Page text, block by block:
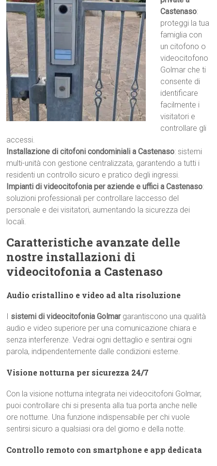
Castenaso:
proteggi la tua
famiglia con
un citofono o
videocitofono
Golmar che ti
consente di
identificare
facilmente i
visitatori e
controllare gli
accessi.
Installazione di citofoni condominiali a Castenaso: sistemi
multi-unità con gestione centralizzata, garantendo a tutti i
residenti un controllo sicuro e pratico degli ingressi.
Impianti di videocitofonia per aziende e uffici a Castenaso:
soluzioni professionali per controllare laccesso del
personale e dei visitatori, aumentando la sicurezza dei
locali.
Caratteristiche avanzate delle
nostre installazioni di
videocitofonia a Castenaso
Audio cristallino e video ad alta risoluzione
I sistemi di videocitofonia Golmargarantiscono una qualità
audio e video superiore per una comunicazione chiara e
senza interferenze. Vedrai ogni dettaglio e sentirai ogni
parola, indipendentemente dalle condizioni esterne.
Visione notturna per sicurezza 24/7
Con la visione notturna integrata nei videocitofoni Golmar,
puoi controllare chi si presenta alla tua porta anche nelle
ore notturne. Una funzione indispensabile per chi vuole
sentirsi sicuro a qualsiasi ora del giorno e della notte.
Controllo remoto con smartphone e app dedicata